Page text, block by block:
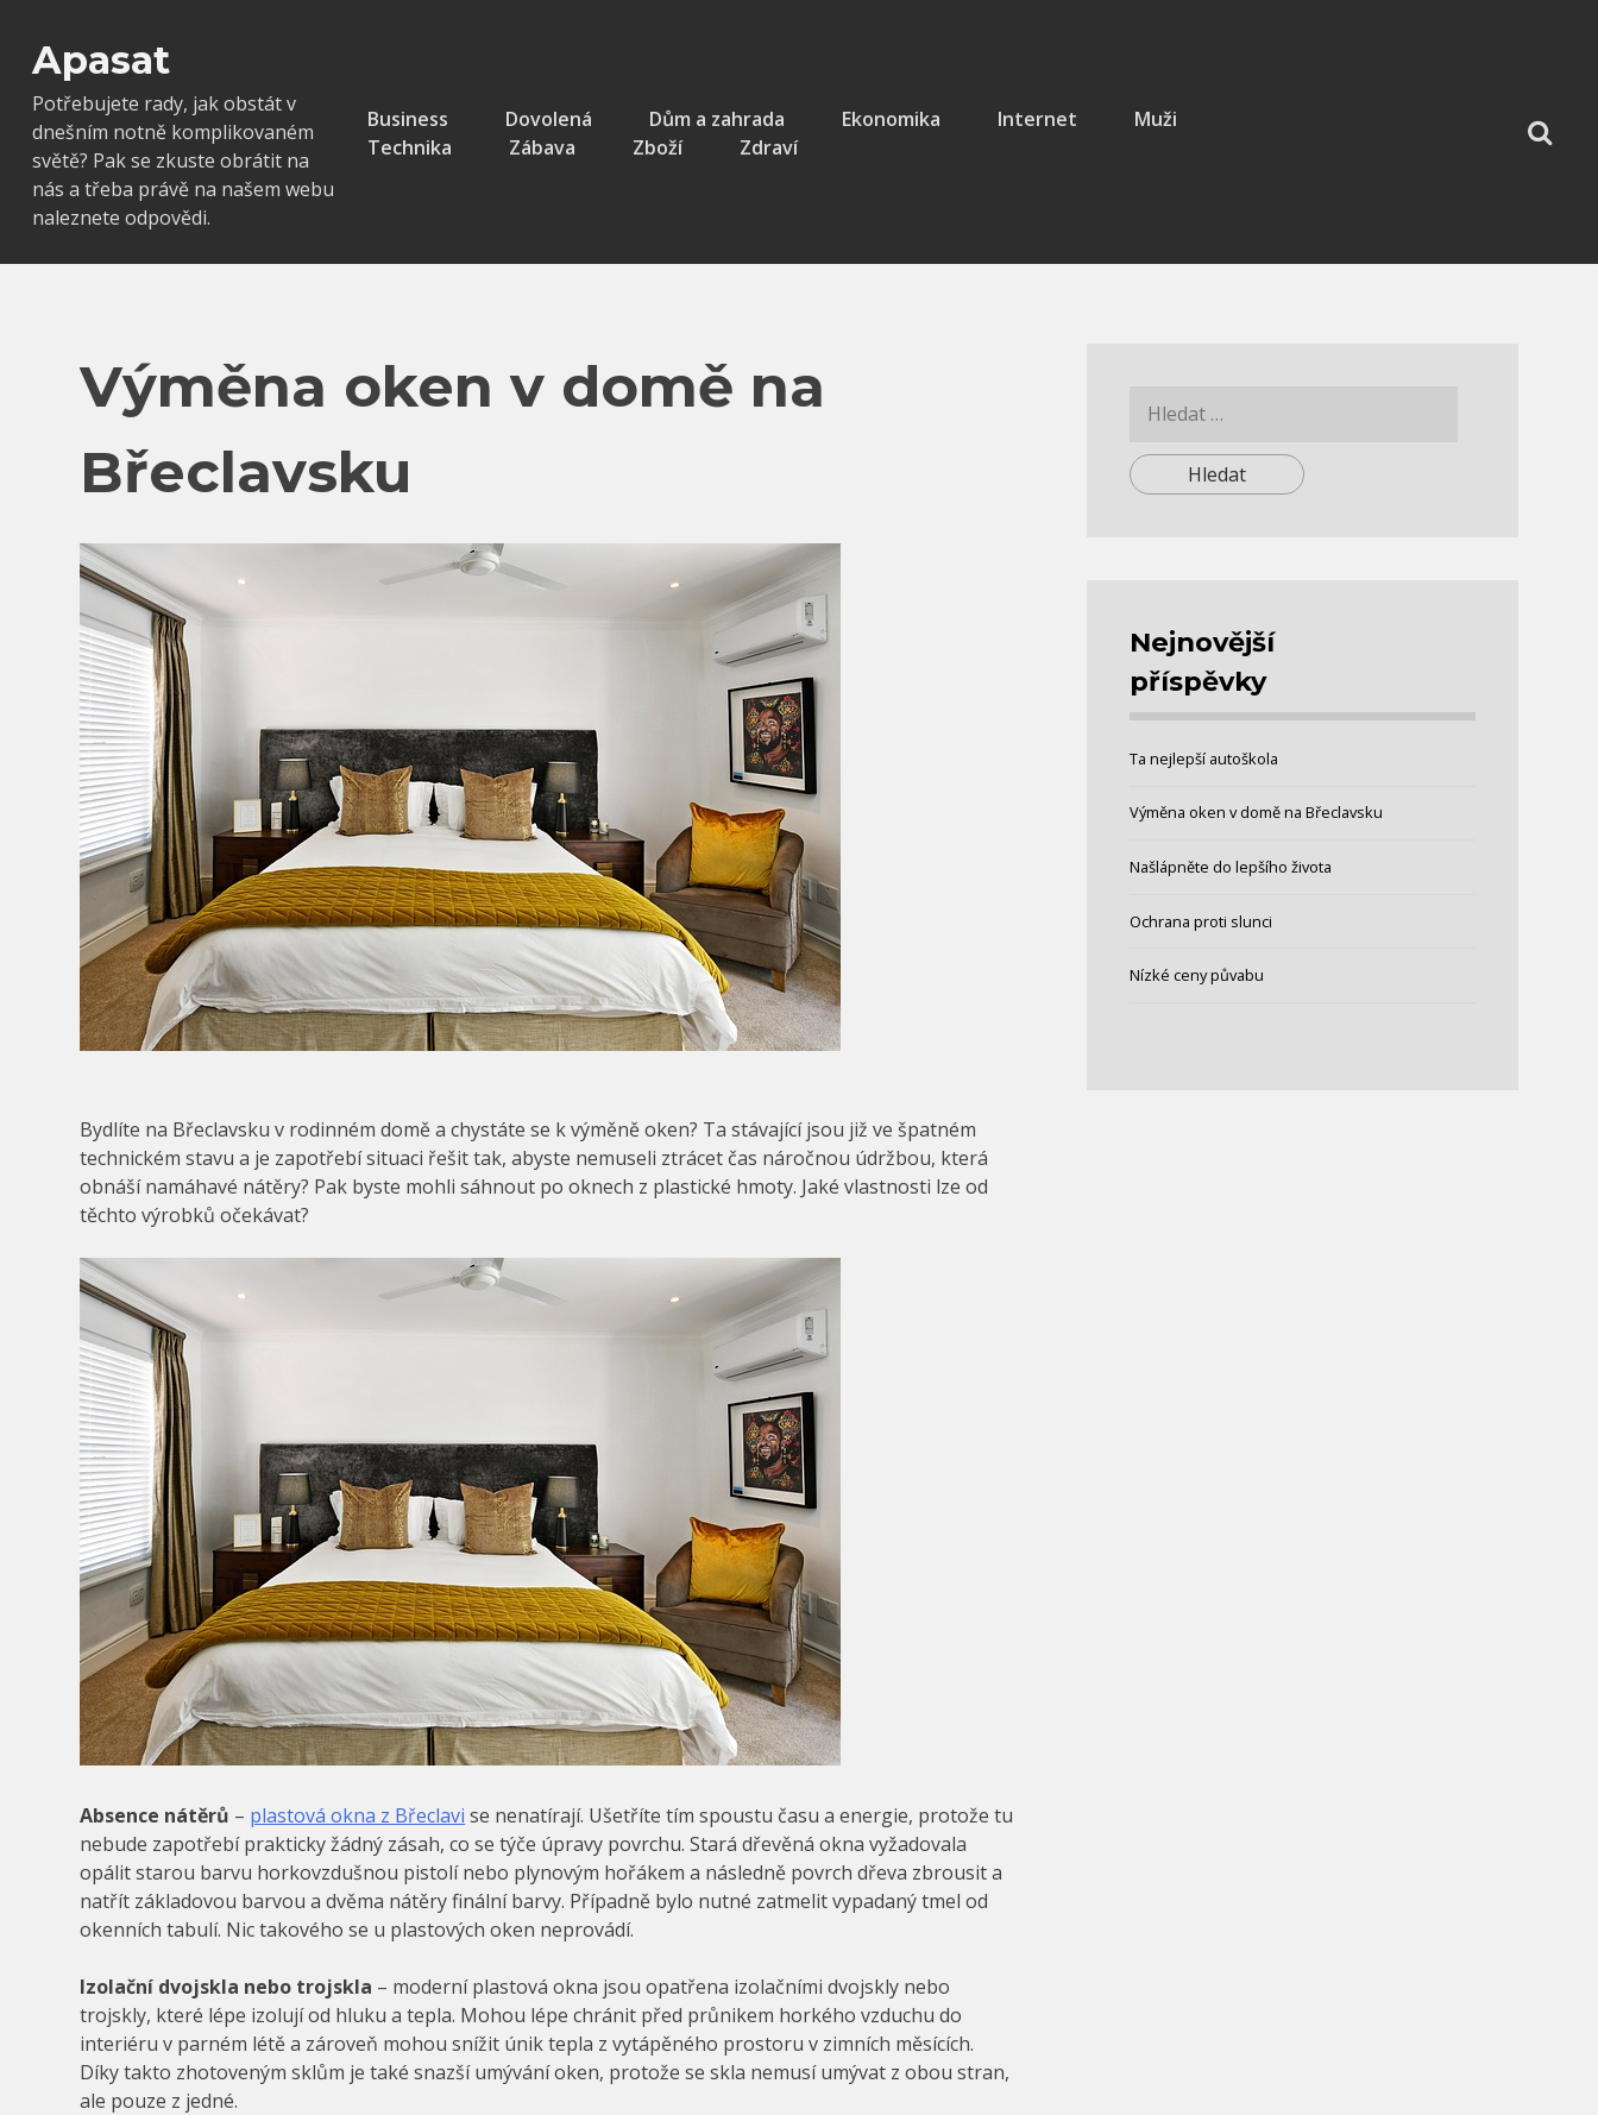
contentApasat
Potřebujete rady, jak obstát v
dnešním notně komplikovaném
světě? Pak se zkuste obrátit na
nás a třeba právě na našem webu
naleznete odpovědi.
Business Dovolená Dům a zahrada Ekonomika Internet
Muži
Technika
Zábava Zboží Zdraví
Výměna oken v domě na
Břeclavsku
Bydlíte na Břeclavsku v rodinném domě a chystáte se k výměně oken? Ta stávající jsou již ve špatném
technickém stavu a je zapotřebí situaci řešit tak, abyste nemuseli ztrácet čas náročnou údržbou, která
obnáší namáhavé nátěry? Pak byste mohli sáhnout po oknech z plastické hmoty. Jaké vlastnosti lze od
těchto výrobků očekávat?
Absence nátěrů – plastová okna z Břeclavi se nenatírají. Ušetříte tím spoustu času a energie, protože tu
nebude zapotřebí prakticky žádný zásah, co se týče úpravy povrchu. Stará dřevěná okna vyžadovala
opálit starou barvu horkovzdušnou pistolí nebo plynovým hořákem a následně povrch dřeva zbrousit a
natřít základovou barvou a dvěma nátěry finální barvy. Případně bylo nutné zatmelit vypadaný tmel od
okenních tabulí. Nic takového se u plastových oken neprovádí.
Izolační dvojskla nebo trojskla – moderní plastová okna jsou opatřena izolačními dvojskly nebo
trojskly, které lépe izolují od hluku a tepla. Mohou lépe chránit před průnikem horkého vzduchu do
interiéru v parném létě a zároveň mohou snížit únik tepla z vytápěného prostoru v zimních měsících.
Díky takto zhotoveným sklům je také snazší umývání oken, protože se skla nemusí umývat z obou stran,
ale pouze z jedné.
Nejnovější
příspěvky
Ta nejlepší autoškola
Výměna oken v domě na Břeclavsku
Našlápněte do lepšího života
Ochrana proti slunci
Nízké ceny půvabu